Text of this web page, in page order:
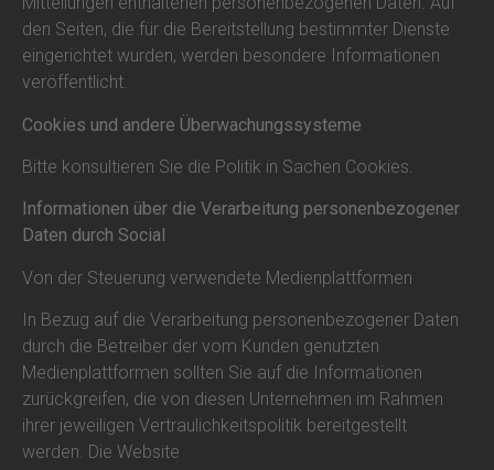
den Seiten, die für die Bereitstellung bestimmter Dienste
eingerichtet wurden, werden besondere Informationen
veröffentlicht.
Cookies und andere Überwachungssysteme
Bitte konsultieren Sie die Politik in Sachen Cookies.
Informationen über die Verarbeitung personenbezogener
Daten durch Social
Von der Steuerung verwendete Medienplattformen
In Bezug auf die Verarbeitung personenbezogener Daten
durch die Betreiber der vom Kunden genutzten
Medienplattformen sollten Sie auf die Informationen
zurückgreifen, die von diesen Unternehmen im Rahmen
ihrer jeweiligen Vertraulichkeitspolitik bereitgestellt
werden. Die Website